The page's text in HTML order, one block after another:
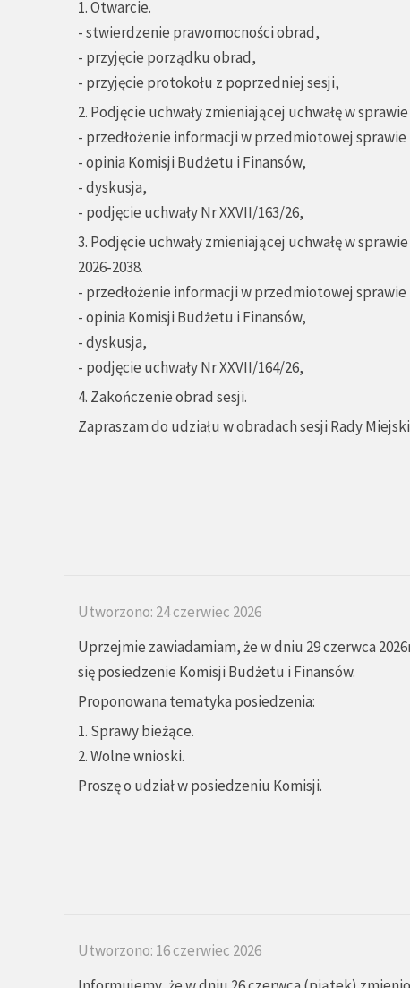
1. Otwarcie.
- stwierdzenie prawomocności obrad,
- przyjęcie porządku obrad,
- przyjęcie protokołu z poprzedniej sesji,
2. Podjęcie uchwały zmieniającej uchwałę w
- przedłożenie informacji w przedmiotowej sprawie
- opinia Komisji Budżetu i Finansów,
- dyskusja,
- podjęcie uchwały Nr XXVII/163/26,
3. Podjęcie uchwały zmieniającej uchwałę w
2026-2038.
- przedłożenie informacji w przedmiotowej sprawie
- opinia Komisji Budżetu i Finansów,
- dyskusja,
- podjęcie uchwały Nr XXVII/164/26,
4. Zakończenie obrad sesji.
Zapraszam do udziału w obradach sesji Rady
Utworzono: 24 czerwiec 2026
Uprzejmie zawiadamiam, że w dniu 29 czerwca
się posiedzenie Komisji Budżetu i Finansów.
Proponowana tematyka posiedzenia:
1. Sprawy bieżące.
2. Wolne wnioski.
Proszę o udział w posiedzeniu Komisji.
Utworzono: 16 czerwiec 2026